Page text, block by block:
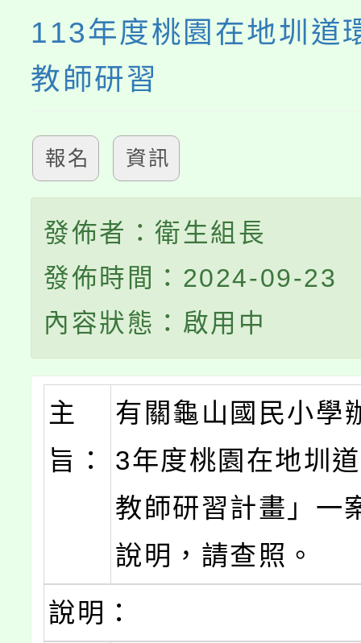
113年度桃園在地圳道
教師研習
報名 資訊
發佈者：衛生組長
發佈時間：2024-09-23
內容狀態：啟用中
主
旨：
有關 龜山國民小學
3年度桃園在地圳
教師研習計畫」一
說明，請查照。
說明：